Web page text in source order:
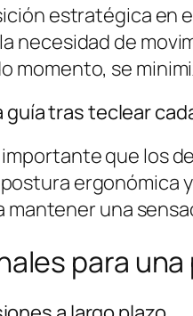
estratégica
necesidad de
momento, se
guía tras teclear
que los
ergonómica
mantener una
para